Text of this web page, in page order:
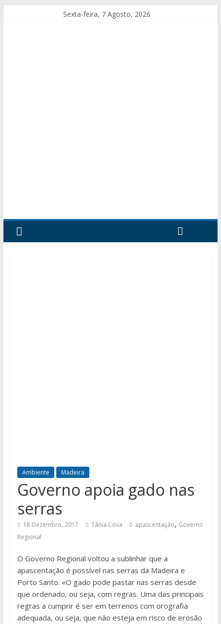
Sexta-feira, 7 Agosto, 2026
Ambiente Madeira
Governo apoia gado nas
serras
18 Dezembro, 2017 Tânia Cova apascentação, Governo
Regional
O Governo Regional voltou a sublinhar que a
apascentação é possível nas serras da Madeira e
Porto Santo. «O gado pode pastar nas serras desde
que ordenado, ou seja, com regras. Uma das principais
regras a cumprir é ser em terrenos com orografia
adequada, ou seja, que não esteja em risco de erosão